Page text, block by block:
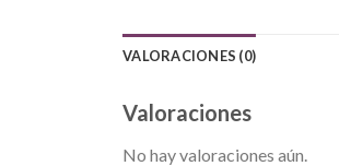
VALORACIONES (0)
Valoraciones
No hay valoraciones aún.